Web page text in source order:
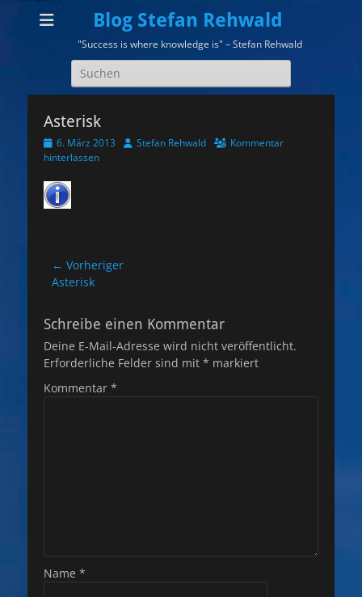
Blog Stefan Rehwald
"Success is where knowledge is" – Stefan Rehwald
Suchen
nach:
Asterisk
Veröffentlicht
am
6. März 2013 AutorStefan Rehwald
Kommentar
hinterlassen
Beitragsnavigation
← Vorheriger
Vorheriger
Asterisk
Schreibe einen Kommentar
Deine E-Mail-Adresse wird nicht veröffentlicht.
Erforderliche Felder sind mit * markiert
Kommentar *
Name *